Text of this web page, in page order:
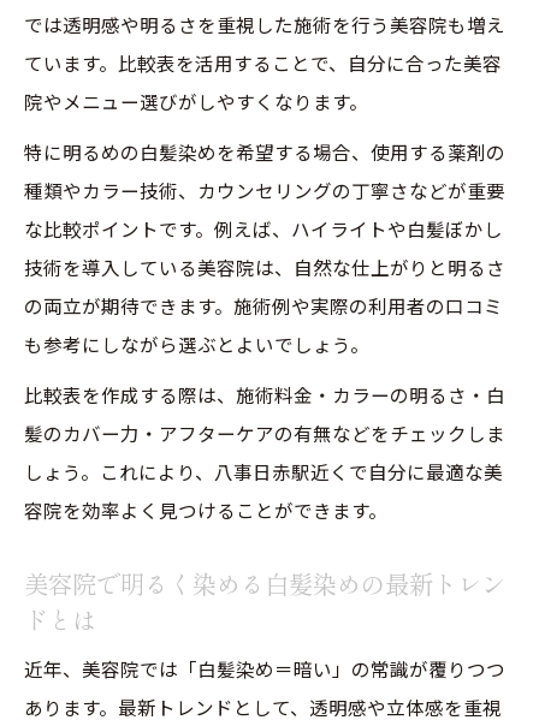
美容院で実現する自然な明るさのカラーテ
クニック表
透明感を引き出す美容院の施術ポイント
自然な仕上がりを目指す美容院選びのコツ
明るく見える白髪染めの秘密を解説
美容院でのカウンセリングが仕上がりに与
える影響
白髪染めとおしゃれ染めの違い徹底比較
美容院で比較する白髪染めとおしゃれ染め
の特徴表
白髪染めとおしゃれ染めの違いを美容院目
線で解説
どちらが髪に優しい？美容院での選び方
明るくできる白髪染めの進化を知ろう
透明感カラーで白髪をカバーする方法
美容院の透明感カラー施術内容一覧表
では透明感や明るさを重視した施術を行う美容院も増え
ています。比較表を活用することで、自分に合った美容
院やメニュー選びがしやすくなります。
特に明るめの白髪染めを希望する場合、使用する薬剤の
種類やカラー技術、カウンセリングの丁寧さなどが重要
な比較ポイントです。例えば、ハイライトや白髪ぼかし
技術を導入している美容院は、自然な仕上がりと明るさ
の両立が期待できます。施術例や実際の利用者の口コミ
も参考にしながら選ぶとよいでしょう。
比較表を作成する際は、施術料金・カラーの明るさ・白
髪のカバー力・アフターケアの有無などをチェックしま
しょう。これにより、八事日赤駅近くで自分に最適な美
容院を効率よく見つけることができます。
美容院で明るく染める白髪染めの最新トレン
ドとは
近年、美容院では「白髪染め＝暗い」の常識が覆りつつ
あります。最新トレンドとして、透明感や立体感を重視